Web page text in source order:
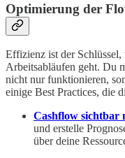
Optimierung der
Effizienz ist der
Arbeitsabläufen geht. Du
nicht nur funktionieren,
einige Best Practices, die
Cashflow sichtbar
und erstelle
über deine